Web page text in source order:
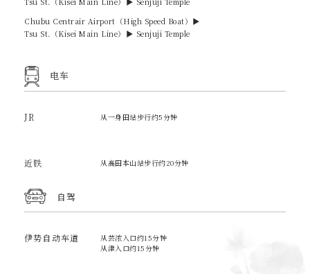
Chubu Centrair Airport（High Speed Boat）▶︎
Tsu St.（Kisei Main Line）▶︎ Senjuji Temple
电车
JR 从一身田站步行约5分钟
近铁 从高田本山站步行约20分钟
自驾
伊势自动车道
从芸浓入口约15分钟
从津入口约15分钟